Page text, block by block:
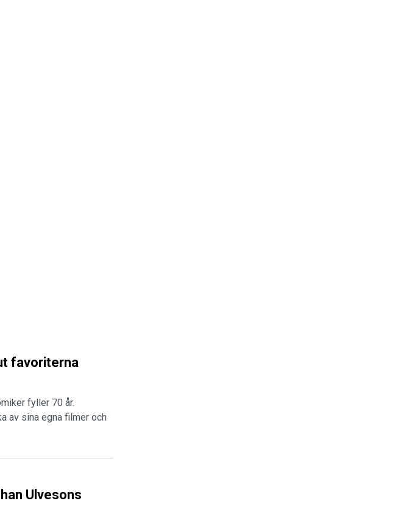
favoriterna
fyller 70 år.
av sina egna filmer och
Ulvesons